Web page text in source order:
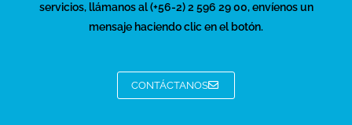
servicios, llámanos al (+56-2) 2 596 29 00, envíenos un
mensaje haciendo clic en el botón.
CONTÁCTANOS